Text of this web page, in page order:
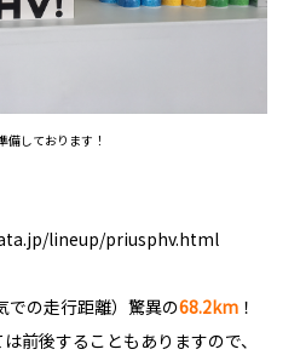
備しております！
lineup/priusphv.html
での走行距離）驚異の68.2km ！
前後することもありますので、